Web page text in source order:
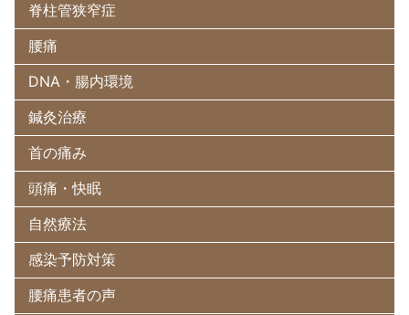
脊柱管狭窄症
腰痛
DNA・腸内環境
鍼灸治療
首の痛み
頭痛・快眠
自然療法
感染予防対策
腰痛患者の声